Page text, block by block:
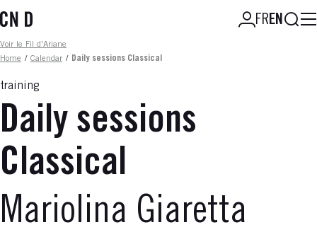
to
content
FREN
Fil d'ariane
Voir le Fil d'Ariane
Home / Calendar / Daily sessions Classical
training
Daily sessions
Classical
Mariolina Giaretta